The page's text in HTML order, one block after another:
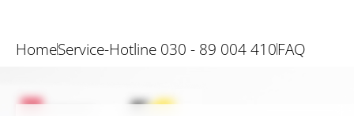
HomeService-Hotline 030 - 89 004 410FAQ